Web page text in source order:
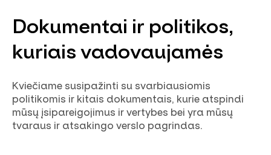
Dokumentai ir politikos,
kuriais vadovaujamės
Kviečiame susipažinti su svarbiausiomis
politikomis ir kitais dokumentais, kurie atspindi
mūsų įsipareigojimus ir vertybes bei yra mūsų
tvaraus ir atsakingo verslo pagrindas.